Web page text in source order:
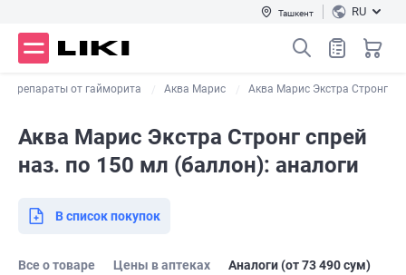
Ташкент RU
Препараты от гайморита Аква Марис Аква Марис Экстра Стронг
Аква Марис Экстра Стронг спрей
наз. по 150 мл (баллон): аналоги
В список покупок
Все о товаре Цены в аптеках Аналоги (от 73 490 сум)